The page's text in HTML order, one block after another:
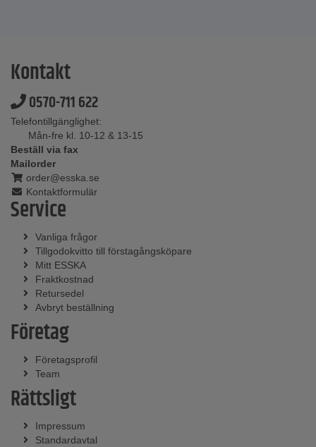
Kontakt
0570-711 622
Telefontillgänglighet:
Mån-fre kl. 10-12 & 13-15
Beställ via fax
Mailorder
order@esska.se
Kontaktformulär
Service
Vanliga frågor
Tillgodokvitto till förstagångsköpare
Mitt ESSKA
Fraktkostnad
Retursedel
Avbryt beställning
Företag
Företagsprofil
Team
Rättsligt
Impressum
Standardavtal